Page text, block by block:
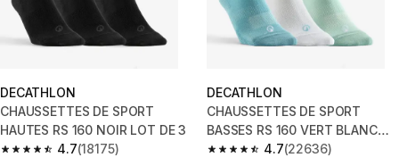
DECATHLON
CHAUSSETTES DE SPORT
HAUTES RS 160 NOIR LOT DE 3
4.7
4.7 out of 5 stars from 18175 reviews
(18175)
DECATHLON
CHAUSSETTES DE SPORT
BASSES RS 160 VERT BLANC
VERT LOT DE 3.
4.7
4.7 out of 5 stars from 22636
(22636)